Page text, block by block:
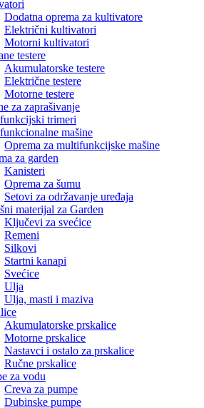
Dodatna oprema za kultivatore
Električni kultivatori
Motorni kultivatori
testere
Akumulatorske testere
Električne testere
Motorne testere
za zaprašivanje
trimeri
mašine
Oprema za multifunkcijske mašine
za garden
Kanisteri
Oprema za šumu
Setovi za održavanje uređaja
materijal za Garden
Ključevi za svećice
Remeni
Silkovi
Startni kanapi
Svećice
Ulja
Ulja, masti i maziva
Akumulatorske prskalice
Motorne prskalice
Nastavci i ostalo za prskalice
Ručne prskalice
za vodu
Creva za pumpe
Dubinske pumpe